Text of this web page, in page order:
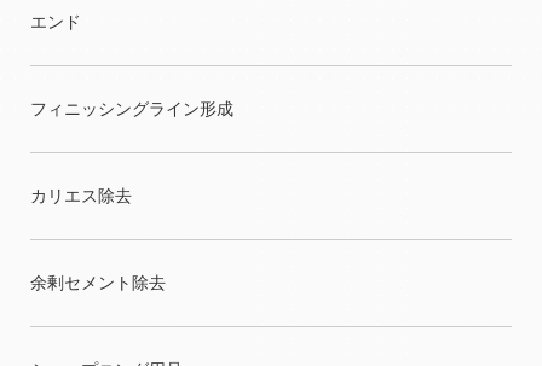
エンド
フィニッシングライン形成
カリエス除去
余剰セメント除去